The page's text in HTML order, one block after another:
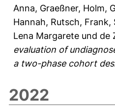
Anna, Graeßner, Holm,
Hannah, Rutsch, Frank,
Lena Margarete und de
evaluation of
a two-phase cohort
2022